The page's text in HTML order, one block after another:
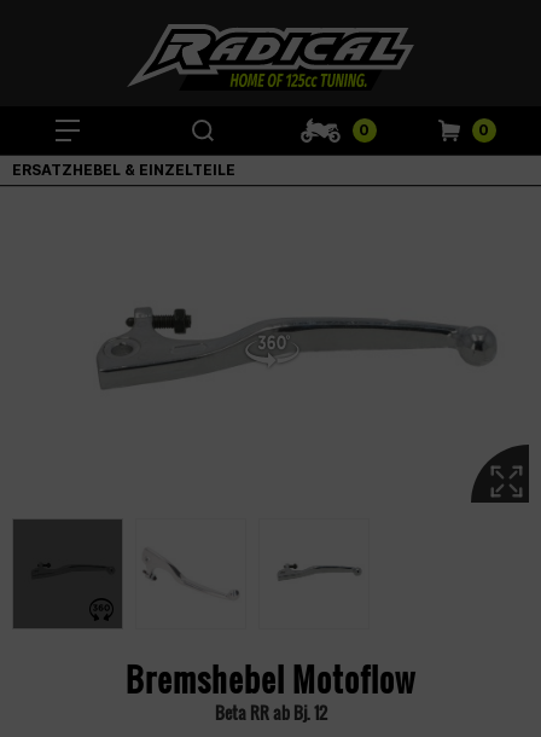
0 0
ERSATZHEBEL & EINZELTEILE
Bremshebel Motoflow
Beta RR ab Bj. 12